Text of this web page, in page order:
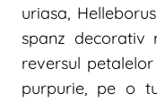
uriasa,
spanz decorativ
reversul
purpurie, pe o